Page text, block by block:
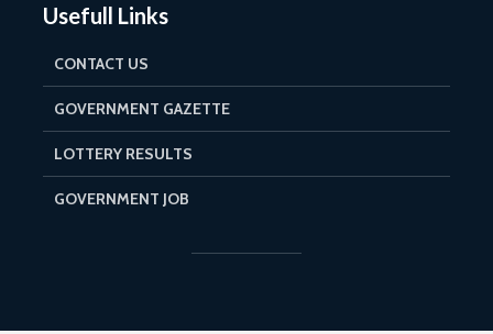
Usefull Links
CONTACT US
GOVERNMENT GAZETTE
LOTTERY RESULTS
GOVERNMENT JOB